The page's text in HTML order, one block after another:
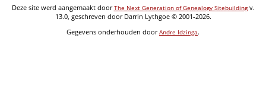
Deze site werd aangemaakt doorThe Next Generation of Genealogy Sitebuildingv.
13.0, geschreven door Darrin Lythgoe © 2001-2026.
Gegevens onderhouden doorAndre Idzinga.